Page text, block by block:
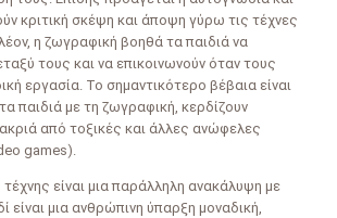
κριτική σκέψη και άποψη γύρω τις τέχνες
η ζωγραφική βοηθά τα παιδιά να
τους και να επικοινωνούν όταν τους
εργασία. Το σημαντικότερο βέβαια είναι
παιδιά με τη ζωγραφική, κερδίζουν
από τοξικές και άλλες ανώφελες
games).
είναι μια παράλληλη ανακάλυψη με
είναι μια ανθρώπινη ύπαρξη μοναδική,